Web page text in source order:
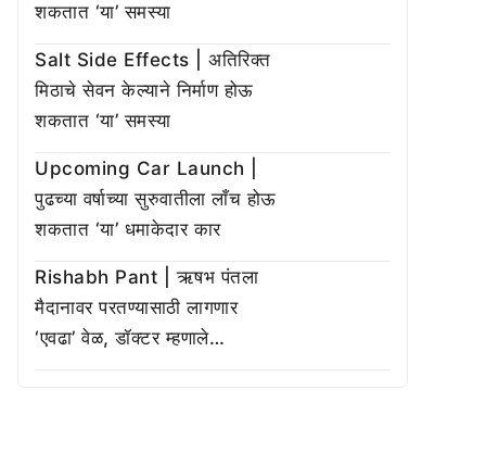
शकतात ‘या’ समस्या
Salt Side Effects | अतिरिक्त
मिठाचे सेवन केल्याने निर्माण होऊ
शकतात ‘या’ समस्या
Upcoming Car Launch |
पुढच्या वर्षाच्या सुरुवातीला लाँच होऊ
शकतात ‘या’ धमाकेदार कार
Rishabh Pant | ऋषभ पंतला
मैदानावर परतण्यासाठी लागणार
‘एवढा’ वेळ, डॉक्टर म्हणाले…